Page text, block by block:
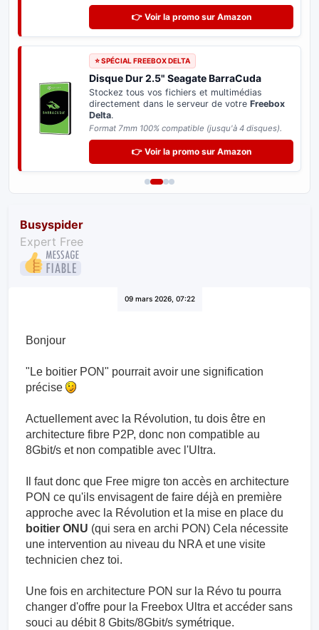
👉 Voir la promo sur Amazon
⭐ SPÉCIAL FREEBOX DELTA
Disque Dur 2.5" Seagate BarraCuda
Stockez tous vos fichiers et multimédias
directement dans le serveur de votre Freebox
Delta.
Format 7mm 100% compatible (jusqu'à 4 disques).
👉 Voir la promo sur Amazon
Busyspider
Expert Free
09 mars 2026, 07:22
Bonjour
"Le boitier PON" pourrait avoir une signification
précise
Actuellement avec la Révolution, tu dois être en
architecture fibre P2P, donc non compatible au
8Gbit/s et non compatible avec l'Ultra.
Il faut donc que Free migre ton accès en architecture
PON ce qu'ils envisagent de faire déjà en première
approche avec la Révolution et la mise en place du
boitier ONU (qui sera en archi PON) Cela nécessite
une intervention au niveau du NRA et une visite
technicien chez toi.
Une fois en architecture PON sur la Révo tu pourra
changer d'offre pour la Freebox Ultra et accéder sans
souci au débit 8 Gbits/8Gbit/s symétrique.